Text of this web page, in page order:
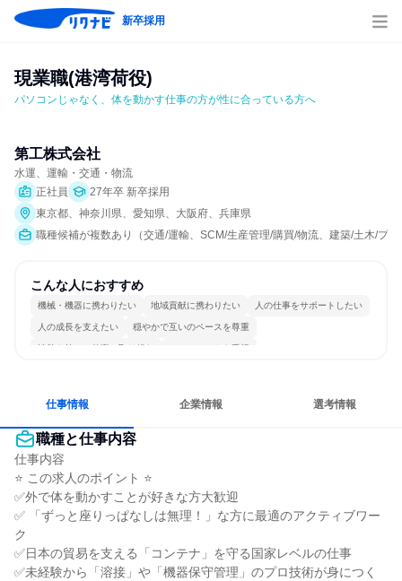
新卒採用
現業職(港湾荷役)
パソコンじゃなく、体を動かす仕事の方が性に合っている方へ
第工株式会社
水運、運輸・交通・物流
正社員
27年卒 新卒採用
東京都、神奈川県、愛知県、大阪府、兵庫県
職種候補が複数あり（交通/運輸、SCM/生産管理/購買/物流、建築/土木/プ
こんな人におすすめ
機械・機器に携わりたい 地域貢献に携わりたい 人の仕事をサポートしたい
人の成長を支えたい 穏やかで互いのペースを尊重
情熱を持って仕事に取り組む チームワークを重視
仕事情報 企業情報 選考情報
職種と仕事内容
仕事内容
⭐ この求人のポイント ⭐
✅外で体を動かすことが好きな方大歓迎
✅ 「ずっと座りっぱなしは無理！」な方に最適のアクティブワー
ク
✅日本の貿易を支える「コンテナ」を守る国家レベルの仕事
✅未経験から「溶接」や「機器保守管理」のプロ技術が身につく